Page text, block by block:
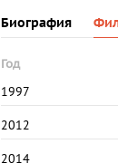
Биография
Год
1997
2012
2014